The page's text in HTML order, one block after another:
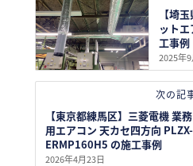
【埼
ット
工事例
2025年
次の記
【東京都練馬区】三菱電機 業務
用エアコン 天カセ四方向 PLZX-
ERMP160H5 の施工事例
2026年4月23日